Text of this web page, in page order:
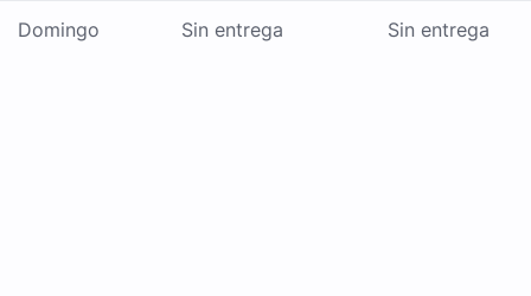
Domingo Sin entrega Sin entrega